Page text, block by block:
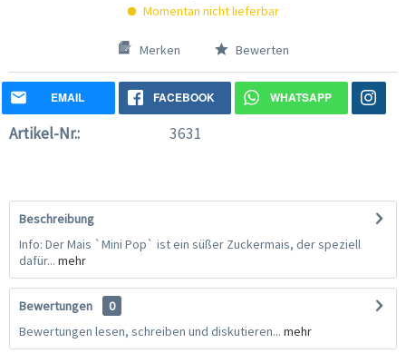
Momentan nicht lieferbar
Merken Bewerten
EMAIL FACEBOOK WHATSAPP
Artikel-Nr.: 3631
Beschreibung
Info: Der Mais `Mini Pop` ist ein süßer Zuckermais, der speziell
dafür... mehr
Bewertungen
0
Bewertungen lesen, schreiben und diskutieren... mehr